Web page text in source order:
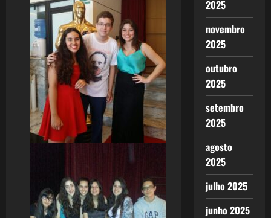
2025
novembro
2025
outubro
2025
setembro
2025
agosto
2025
julho 2025
junho 2025